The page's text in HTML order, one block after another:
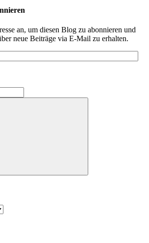
an, um diesen Blog zu abonnieren und
neue Beiträge via E-Mail zu erhalten.
Suchen